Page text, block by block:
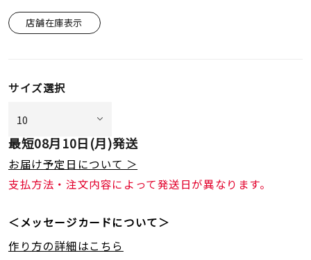
店舗在庫表示
サイズ選択
最短08月10日(月)発送
お届け予定日について ＞
支払方法・注文内容によって発送日が異なります。
＜メッセージカードについて＞
作り方の詳細はこちら